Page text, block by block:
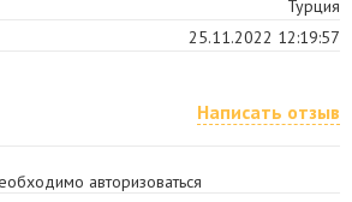
Турция
25.11.2022 12:19:57
Написать отзыв
авторизоваться